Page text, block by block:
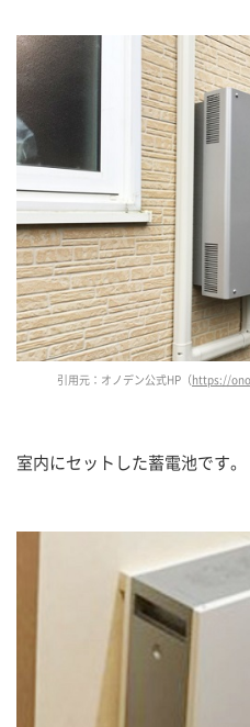
引用元：オノデン公式HP（https://
室内にセットした蓄電池です。